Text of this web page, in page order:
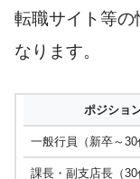
転職サイト等の
なります。
ポジショ
一般行員（新卒～30
課長・副支店長（30